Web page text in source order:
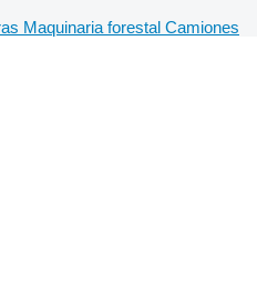
Maquinaria forestal Camiones